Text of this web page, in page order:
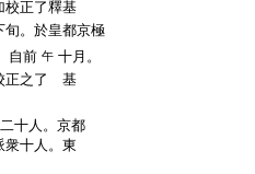
校正了釋基
旬。於皇都京極
自前 午 十月。
正之了 基
十人。京都
衆十人。東